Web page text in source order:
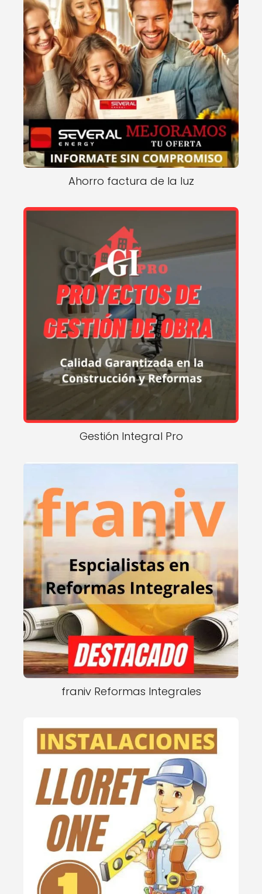
Ahorro factura de la luz
Gestión Integral Pro
franiv Reformas Integrales